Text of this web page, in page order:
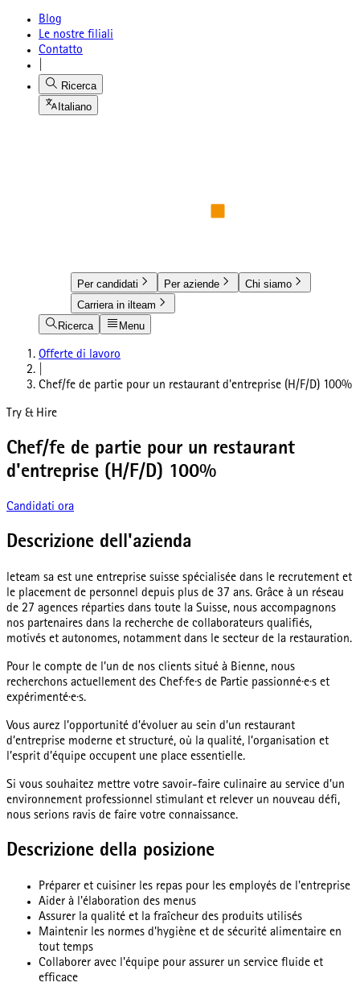
Blog
Le nostre filiali
Contatto
Ricerca
Italiano
Per candidati Per aziende
Chi siamo
Carriera in ilteam
Ricerca
Menu
Offerte di lavoro
Chef/fe de partie pour un restaurant d'entreprise (H/F/D) 100%
Try & Hire
Chef/fe de partie pour un restaurant
d'entreprise (H/F/D) 100%
Candidati ora
Descrizione dell'azienda
leteam sa est une entreprise suisse spécialisée dans le recrutement et
le placement de personnel depuis plus de 37 ans. Grâce à un réseau
de 27 agences réparties dans toute la Suisse, nous accompagnons
nos partenaires dans la recherche de collaborateurs qualifiés,
motivés et autonomes, notamment dans le secteur de la restauration.
Pour le compte de l’un de nos clients situé à Bienne, nous
recherchons actuellement des Chef·fe·s de Partie passionné·e·s et
expérimenté·e·s.
Vous aurez l’opportunité d’évoluer au sein d’un restaurant
d’entreprise moderne et structuré, où la qualité, l’organisation et
l’esprit d’équipe occupent une place essentielle.
Si vous souhaitez mettre votre savoir-faire culinaire au service d’un
environnement professionnel stimulant et relever un nouveau défi,
nous serions ravis de faire votre connaissance.
Descrizione della posizione
Préparer et cuisiner les repas pour les employés de l'entreprise
Aider à l'élaboration des menus
Assurer la qualité et la fraîcheur des produits utilisés
Maintenir les normes d'hygiène et de sécurité alimentaire en
tout temps
Collaborer avec l'équipe pour assurer un service fluide et
efficace